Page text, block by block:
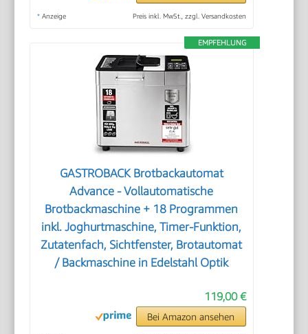
* Anzeige Preis inkl. MwSt., zzgl. Versandkosten
EMPFEHLUNG
GASTROBACK Brotbackautomat
Advance - Vollautomatische
Brotbackmaschine + 18 Programmen
inkl. Joghurtmaschine, Timer-Funktion,
Zutatenfach, Sichtfenster, Brotautomat
/ Backmaschine in Edelstahl Optik
119,00 €
Bei Amazon ansehen